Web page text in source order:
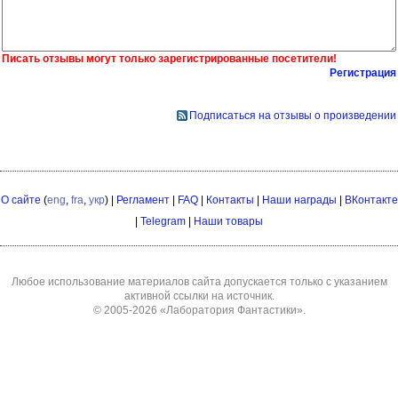
Писать отзывы могут только зарегистрированные посетители!
Регистрация
Подписаться на отзывы о произведении
О сайте (eng, fra, укр) | Регламент| FAQ| Контакты Наши награды
ВКонтакте
Telegram Наши товары
Любое использование материалов сайта допускается только с указанием
активной ссылки на источник.
© 2005-2026 «Лаборатория Фантастики».